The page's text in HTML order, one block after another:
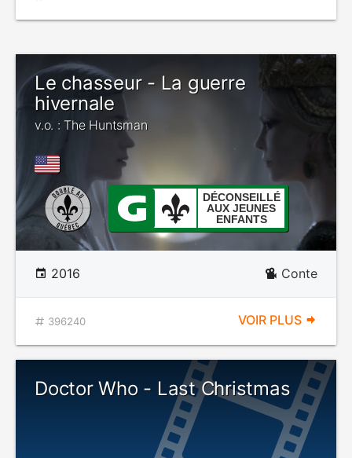
Le chasseur - La guerre
hivernale
v.o. : The Huntsman
DÉCONSEILLÉ
AUX JEUNES
ENFANTS
2016 Conte
396240 VOIR PLUS
Doctor Who - Last Christmas